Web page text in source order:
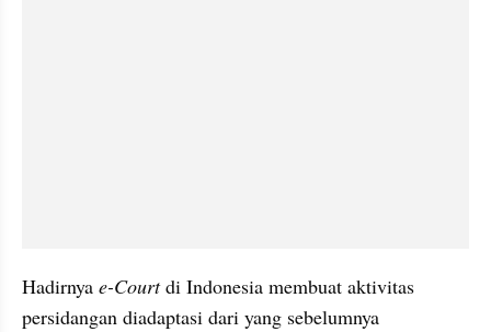
Hadirnya e-Court di Indonesia membuat aktivitas
persidangan diadaptasi dari yang sebelumnya